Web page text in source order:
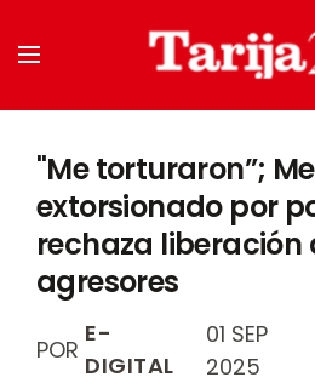
"Me torturaron”;
extorsionado por
rechaza liberación
agresores
POR
E-
DIGITAL
01 SEP
2025